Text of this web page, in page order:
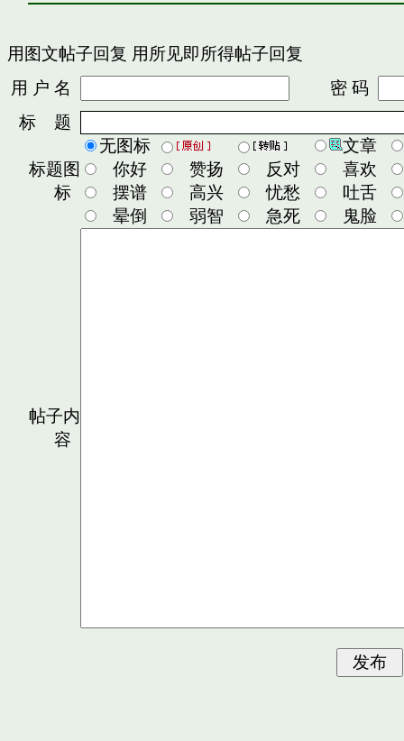
用图文帖子回复 用所见即所得帖子回复
用 户 名
密 码
标 题
标题图
标
无图标
文章
你好
赞扬 反对
喜欢
摆谱
高兴 忧愁
吐舌
晕倒
弱智 急死 鬼脸
帖子内
容